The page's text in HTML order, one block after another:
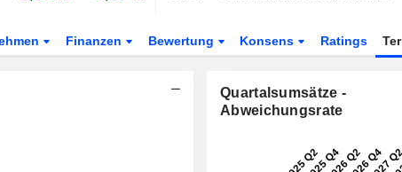
Finanzen Bewertung Konsens Ratings
Quartalsumsätze -
Abweichungsrate